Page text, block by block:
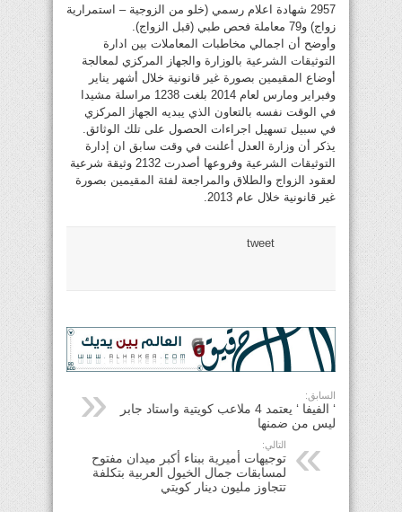
2957 شهادة اعلام رسمي (خلو من الزوجية – استمرارية
زواج) و79 معاملة فحص طبي (قبل الزواج).
وأوضح أن اجمالي مخاطبات المعاملات بين ادارة
التوثيقات الشرعية بالوزارة والجهاز المركزي لمعالجة
أوضاع المقيمين بصورة غير قانونية خلال أشهر يناير
وفبراير ومارس لعام 2014 بلغت 1238 مراسلة مشيدا
في الوقت نفسه بالتعاون الذي يبديه الجهاز المركزي
في سبيل تسهيل اجراءات الحصول على تلك الوثائق.
يذكر أن وزارة العدل أعلنت في وقت سابق ان إدارة
التوثيقات الشرعية وفروعها أصدرت 2132 وثيقة شرعية
لعقود الزواج والطلاق والمراجعة لفئة المقيمين بصورة
غير قانونية خلال عام 2013.
tweet
السابق:
‘ الفيفا ‘ يعتمد 4 ملاعب كويتية واستاد جابر
ليس من ضمنها
التالي:
توجيهات أميرية ببناء أكبر ميدان مفتوح
لمسابقات جمال الخيول العربية بتكلفة
تتجاوز مليون دينار كويتي